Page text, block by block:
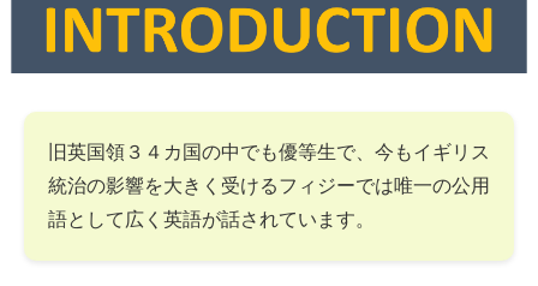
旧英国領３４カ国の中でも優等生で、今もイギリス
統治の影響を大きく受けるフィジーでは唯一の公用
語として広く英語が話されています。